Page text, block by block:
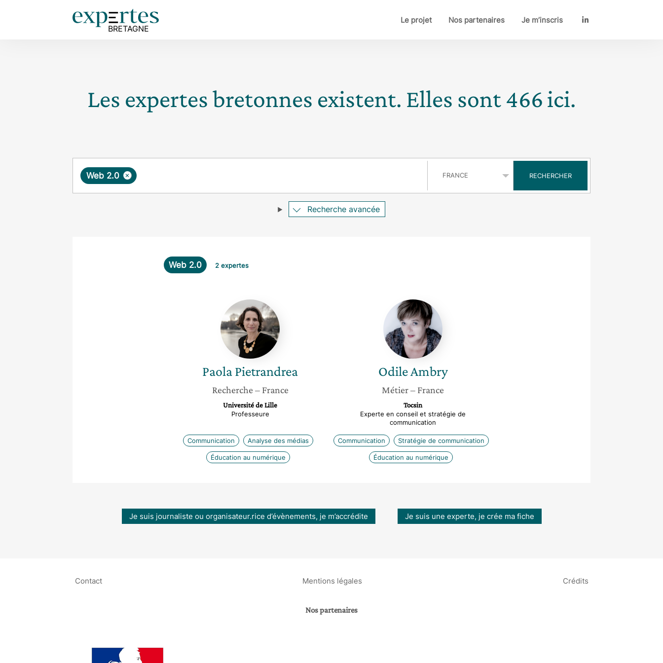
Le projet Nos partenaires Je m’inscris LinkedIn
Les expertes bretonnes existent. Elles sont466ici.
Requête
×
Web 2.0 RECHERCHER
Recherche avancée
Web 2.0 2 expertes
Paola
Pietrandrea
PaolaPietrandrea
Recherche – France
Université de Lille
Professeure
Communication Analyse des médias
Éducation au numérique
Odile
Ambry
OdileAmbry
Métier– France
Tocsin
Experte en conseil et stratégie de
communication
Communication Stratégie de communication
Éducation au numérique
Je suis journaliste ou organisateur.rice d’évènements, je m’accrédite Je suis une experte, je crée ma fiche
Contact Mentions légales Crédits
Nos partenaires